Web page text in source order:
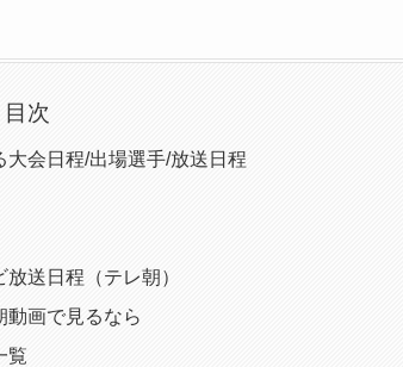
目次
会日程/出場選手/放送日程
送日程（テレ朝）
動画で見るなら
覧